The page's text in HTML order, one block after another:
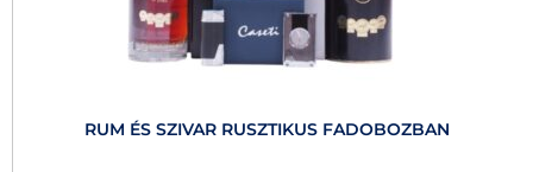
RUM ÉS SZIVAR RUSZTIKUS FADOBOZBAN